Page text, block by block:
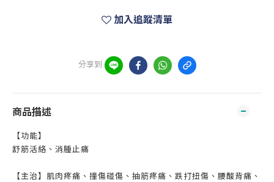
加入追蹤清單
分享到
商品描述
【功能】
舒筋活絡、消腫止痛
【主治】肌肉疼痛、撞傷碰傷、抽筋疼痛、跌打扭傷、腰酸背痛、